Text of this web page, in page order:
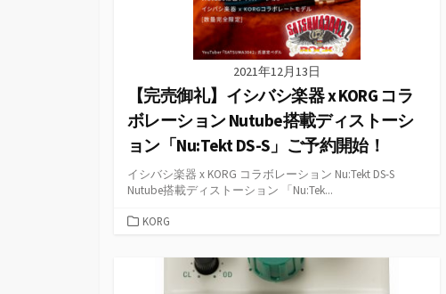
2021年12月13日
【完売御礼】イシバシ楽器 x KORG コラ
ボレーション Nutube搭載ディストーシ
ョン「Nu:Tekt DS-S」ご予約開始！
イシバシ楽器 x KORG コラボレーション Nu:Tekt DS-S
Nutube搭載ディストーション 「Nu:Tek...
カKORG